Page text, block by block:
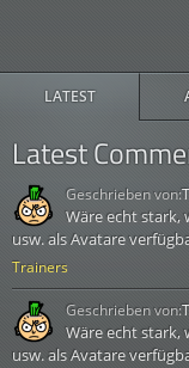
LATEST
Latest
Trainers
Wäre echt stark,
usw. als Avatare
Geschrieben von:
Wäre echt stark,
usw. als Avatare
Geschrieben von: